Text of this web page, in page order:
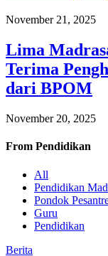
November 21, 2025
Lima
Terima
dari BPOM
November 20, 2025
From Pendidikan
All
Pendidikan
Pondok
Guru
Pendidikan
Berita